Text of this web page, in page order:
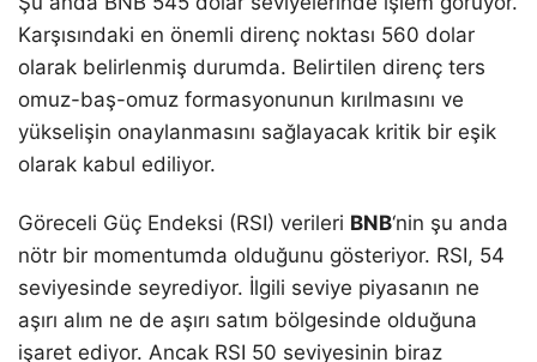
Karşısındaki en önemli direnç noktası 560 dolar
olarak belirlenmiş durumda. Belirtilen direnç ters
omuz-baş-omuz formasyonunun kırılmasını ve
yükselişin onaylanmasını sağlayacak kritik bir eşik
olarak kabul ediliyor.
Göreceli Güç Endeksi (RSI) verileri BNB‘nin şu anda
nötr bir momentumda olduğunu gösteriyor. RSI, 54
seviyesinde seyrediyor. İlgili seviye piyasanın ne
aşırı alım ne de aşırı satım bölgesinde olduğuna
işaret ediyor. Ancak RSI 50 seviyesinin biraz